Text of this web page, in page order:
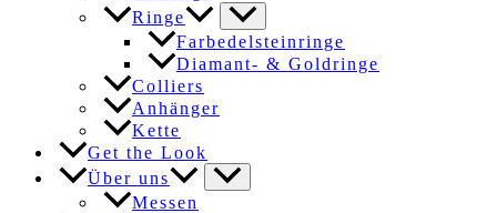
Ringe
Farbedelsteinringe
Diamant- & Goldringe
Colliers
Anhänger
Kette
Get the Look
Über uns
Messen